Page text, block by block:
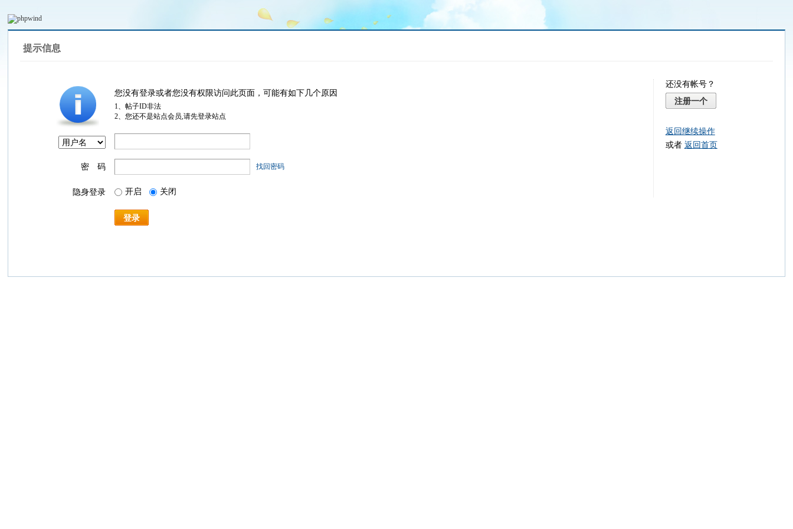
提示信息
您没有登录或者您没有权限访问此页面，可能有如下几个原因
1、帖子ID非法
2、您还不是站点会员,请先登录站点
密 码 找回密码
隐身登录 开启 关闭
登录
还没有帐号？
注册一个
返回继续操作
或者 返回首页